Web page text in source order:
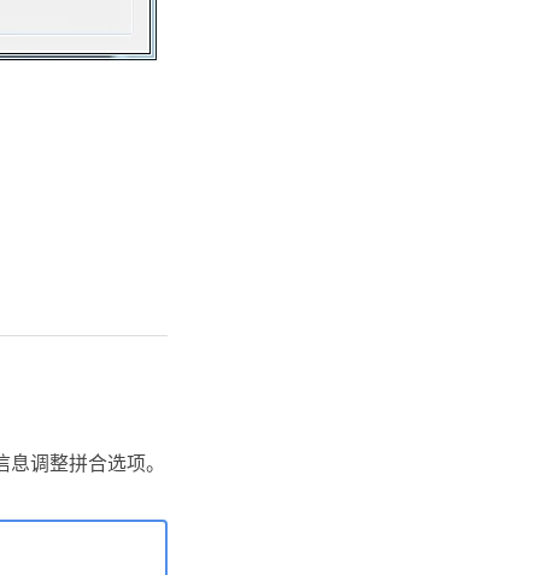
调整拼合选项。